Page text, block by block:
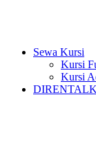
Sewa Kursi
Kursi
Kursi